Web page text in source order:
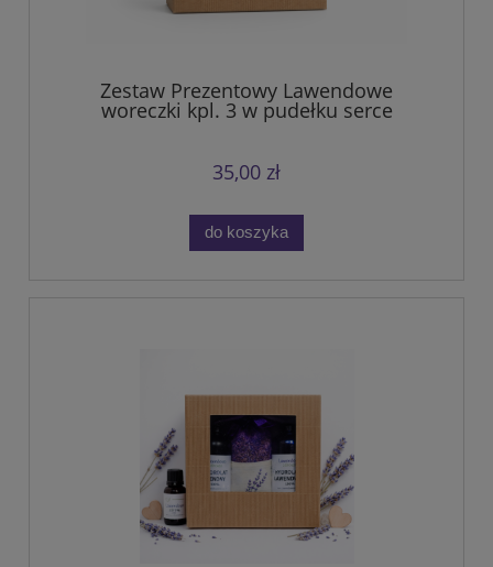
Zestaw Prezentowy Lawendowe
woreczki kpl. 3 w pudełku serce
35,00 zł
do koszyka